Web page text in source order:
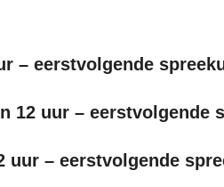
– eerstvolgende
12 uur – eerstvolgende
– eerstvolgende